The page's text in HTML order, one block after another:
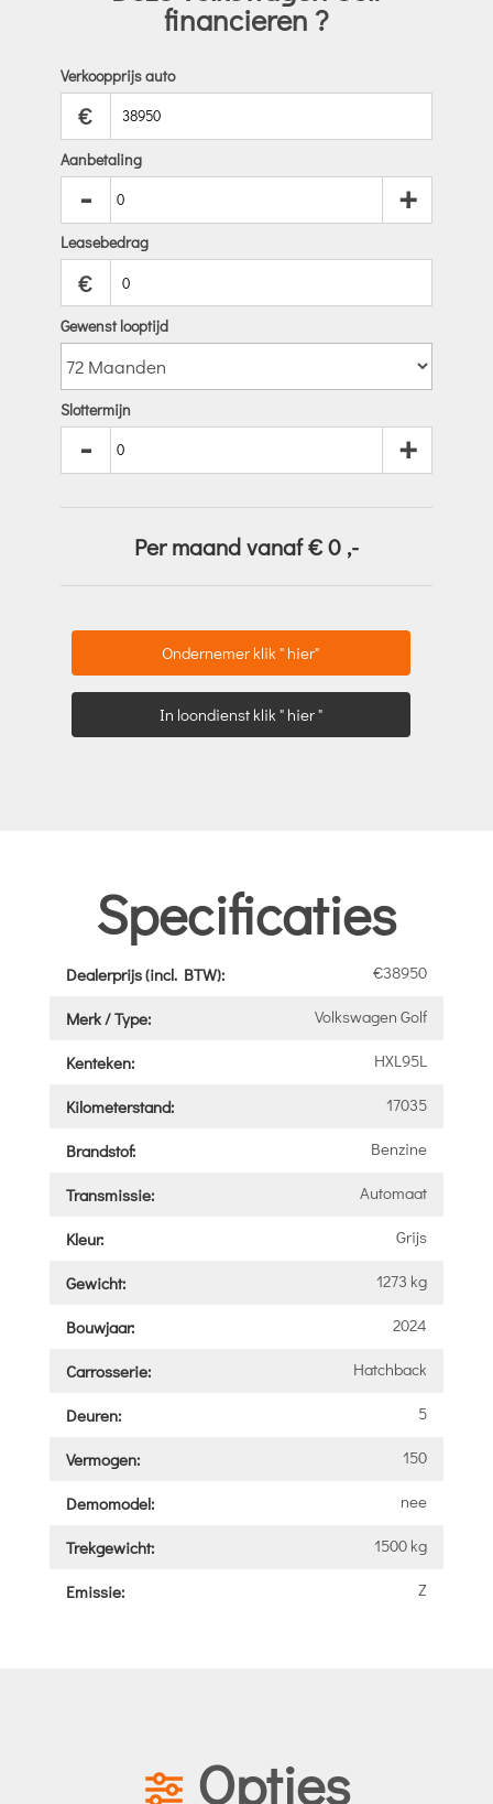
financieren ?
Verkoopprijs auto
€
Aanbetaling
- +
Leasebedrag
€
Gewenst looptijd
Slottermijn
- +
Per maand vanaf €0 ,-
Ondernemer klik " hier"
In loondienst klik " hier "
Specificaties
Dealerprijs (incl. BTW): €38950
Merk / Type: Volkswagen Golf
Kenteken: HXL95L
Kilometerstand: 17035
Brandstof: Benzine
Transmissie: Automaat
Kleur: Grijs
Gewicht: 1273 kg
Bouwjaar: 2024
Carrosserie: Hatchback
Deuren: 5
Vermogen: 150
Demomodel: nee
Trekgewicht: 1500 kg
Emissie: Z
Opties